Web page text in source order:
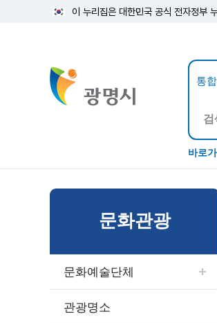
이 누리집은 대한민국 공식 전자정부
바로
뉴스/정보공개
고시/공고/입법예고
행사ㆍ축제
보도자료
종합민원실 안내도
종합민원상담센터
민원상담전화
단원소개
예술/공연단체
문화관광
문화예술단체
관광명소